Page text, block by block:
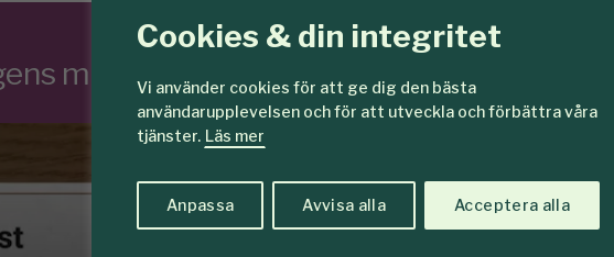
Cookies & din integritet
Vi använder cookies för att ge dig den bästa
användarupplevelsen och för att utveckla och förbättra våra
tjänster. Läs mer
Anpassa Avvisa alla Acceptera alla
medlemmar